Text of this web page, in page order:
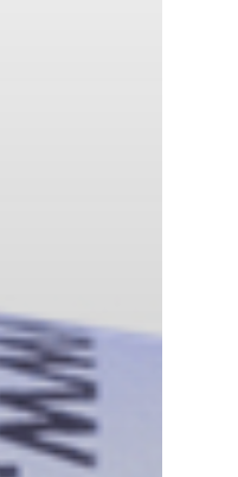
气体泄漏检测仪
传感器及组件
联系我们
分销商登录